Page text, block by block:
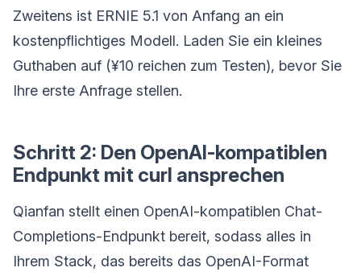
Zweitens ist ERNIE 5.1 von Anfang an ein
kostenpflichtiges Modell. Laden Sie ein kleines
Guthaben auf (¥10 reichen zum Testen), bevor Sie
Ihre erste Anfrage stellen.
Schritt 2: Den OpenAI-kompatiblen
Endpunkt mit curl ansprechen
Qianfan stellt einen OpenAI-kompatiblen Chat-
Completions-Endpunkt bereit, sodass alles in
Ihrem Stack, das bereits das OpenAI-Format